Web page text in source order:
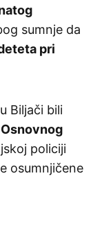
sumnje da
pri
u Biljači bili
Osnovnog
policiji
osumnjičene